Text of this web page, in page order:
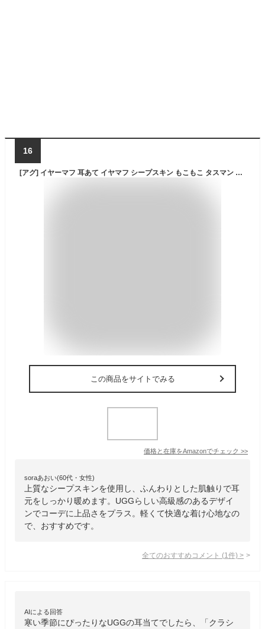
16
[アグ] イヤーマフ 耳あて イヤマフ シープスキン もこもこ タスマン 防寒 ギフト 通勤 通学 TASMAN EARMUFF 20496 CHESTNUT ONE_SIZE [並行輸入品]
この商品をサイトでみる
価格と在庫をAmazonでチェック >>
soraあおい(60代・女性)
上質なシープスキンを使用し、ふんわりとした肌触りで耳
元をしっかり暖めます。UGGらしい高級感のあるデザイ
ンでコーデに上品さをプラス。軽くて快適な着け心地なの
で、おすすめです。
全てのおすすめコメント (1 件) >
AIによる回答
寒い季節にぴったりなUGGの耳当てでしたら、「クラシ